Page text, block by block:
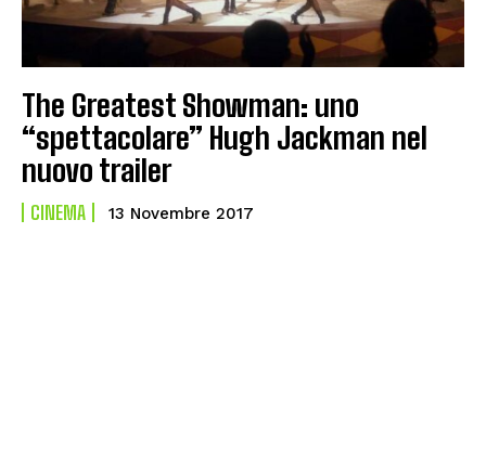
The Greatest Showman: uno
“spettacolare” Hugh Jackman nel
nuovo trailer
CINEMA 13 Novembre 2017